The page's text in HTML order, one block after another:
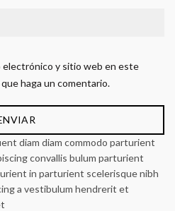
electrónico y sitio web en este
haga un comentario.
diam diam commodo parturient
convallis bulum parturient
in parturient scelerisque nibh
a vestibulum hendrerit et